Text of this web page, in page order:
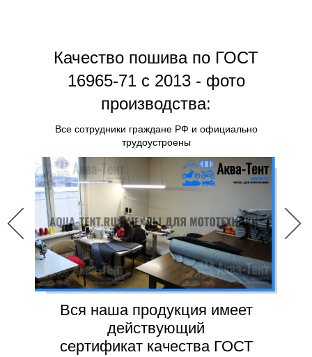
Качество пошива по ГОСТ
16965-71 с 2013 - фото
производства:
Все сотрудники граждане РФ и официально
трудоустроены
Вся наша продукция имеет
действующий
сертификат качества ГОСТ